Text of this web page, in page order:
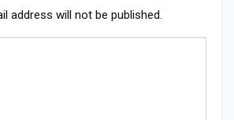
address will not be published.